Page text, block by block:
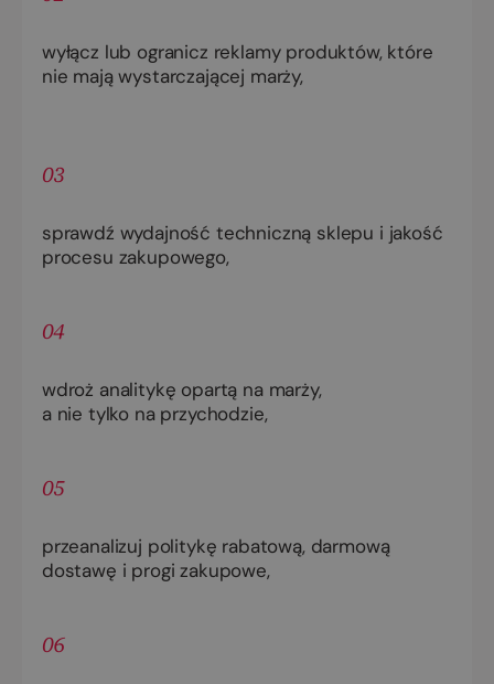
wyłącz lub ogranicz reklamy produktów, które
nie mają wystarczającej marży,
03
sprawdź wydajność techniczną sklepu i jakość
procesu zakupowego,
04
wdroż analitykę opartą na marży,
a nie tylko na przychodzie,
05
przeanalizuj politykę rabatową, darmową
dostawę i progi zakupowe,
06